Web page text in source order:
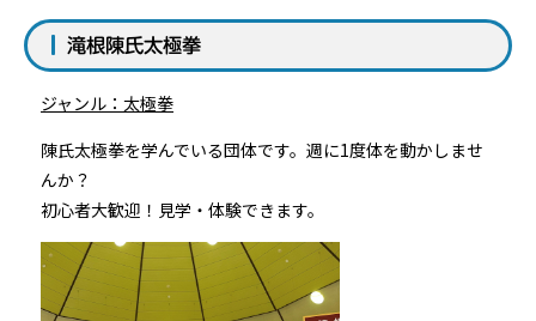
滝根陳氏太極拳
ジャンル：太極拳
陳氏太極拳を学んでいる団体です。週に1度体を動かしませ
んか？
初心者大歓迎！見学・体験できます。